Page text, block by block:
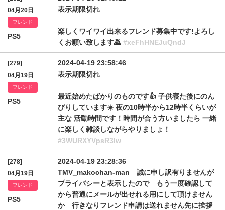
04月20日
フレンド
PS5
表示期限切れ
楽しくワイワイ出来るフレンド募集中です!よろし
くお願い致します🙇 #xeFhHNEJuQndJ
[279]
04月19日
フレンド
PS5
2024-04-19 23:58:46
表示期限切れ
最近始めたばかりのものです👍 子供寝た後にのん
びりしています☀️ 夜の10時半から12時半くらいが
主な 活動時間です！時間が合う方いましたら 一緒
に楽しく雑談しながらやりましょ！
#3WURXYVpsR3Iw
[278]
04月19日
フレンド
PS5
2024-04-19 23:28:36
TMV_makochan-man 誠に申し訳有りませんが
プライバシーと表示したので もう一度確認して
から普通にメールが出せれる用にして頂けません
か 行きなりフレンド申請は送れません先に挨拶